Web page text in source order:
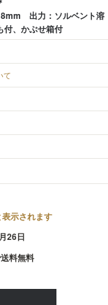
出力：ソルベント溶
、かぶせ箱付
て
示されます
26日
料無料